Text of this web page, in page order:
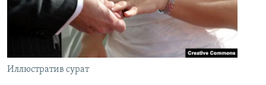
Иллюстратив сурат